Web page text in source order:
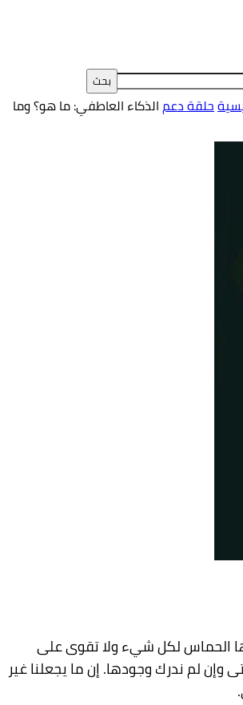
حلقة دعمالذكاء العاطفي: ما هو؟ وما
الحماس لكل شيء ولا تقوى على
لم ندرك وجودها. إن ما يجعلنا غير